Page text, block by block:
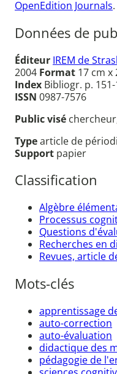
OpenEdition Journals.
Données de
Éditeur IREM de
2004 Format 17 cm x
Index Bibliogr. p. 151-
ISSN 0987-7576
Public visé
Typearticle de
Support papier
Classification
Algèbre
Processus
Questions
Recherches en
Revues, article
Mots-clés
apprentissage
auto-correction
auto-évaluation
didactique des
pédagogie de